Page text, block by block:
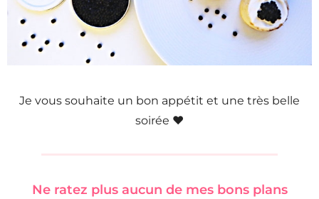
Je vous souhaite un bon appétit et une très belle
soirée ♥
Ne ratez plus aucun de mes bons plans